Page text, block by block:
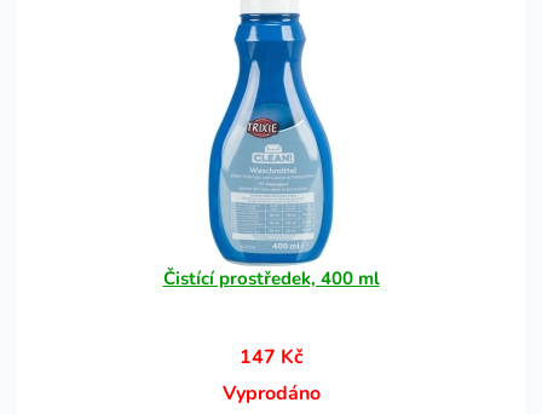
Čistící prostředek, 400 ml
147 Kč
Vyprodáno